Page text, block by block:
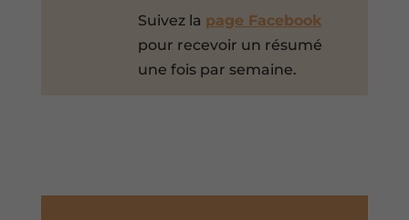
Suivez la page Facebook
pour recevoir un résumé
une fois par semaine.